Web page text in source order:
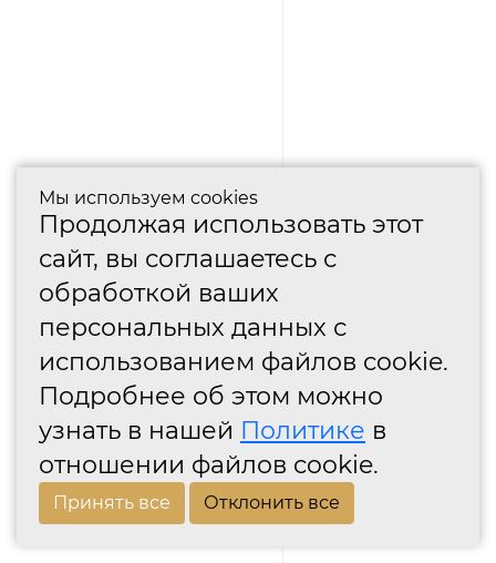
Мы используем cookies
Продолжая использовать этот
сайт, вы соглашаетесь с
обработкой ваших
персональных данных с
использованием файлов cookie.
Подробнее об этом можно
узнать в нашей Политике в
отношении файлов cookie.
Принять все Отклонить все